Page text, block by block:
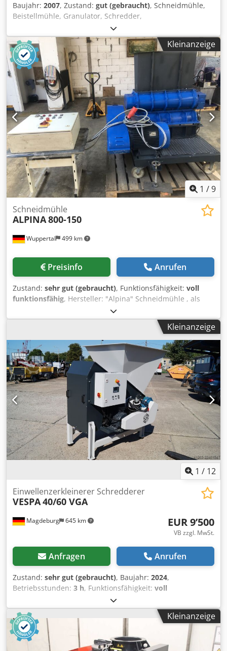
Baujahr: 2007, Zustand: gut (gebraucht), Schneidmühle,
Beistellmühle, Granulator, Schredder,
Kunststoffschredder, Granulatmühle, Granulator,
Rotormühle, Recyclingtechnik Dcjdpfjzn H Syex Aaxek -
Hersteller: Rapid, Granulator Hammermühle
Schneidmühle fahrbar -Typ: G15035-SOLO -Antriebsmotor:
2,2 kW -Einlaufquerschnitt: 300 x 245 mm -Auslass: 360 x
200 mm -Sieb: Lochgröße 5 mm -Anzahl: 1 Stück
Schneidmühlen vorhanden -Abmessung: 630/590/H1095
mm -Gewicht: 158 kg
Kleinanzeige
1 /9
Wuppertal 499 km
Schneidmühle
ALPINA800-150
Preisinfo Anrufen
Zustand: sehr gut (gebraucht), Funktionsfähigkeit: voll
funktionsfähig, Hersteller: "Alpina" Schneidmühle , als
Nachzerkleinerung geeignet. Antrieb: 15 kW Voll
funktionsfähig , mit Steuerung. - Optional mit Gebläse und
Absaugung zum Zyklon. Passendes Förderband auf Lager.
Dodpstw Sf Sefx Aaxsck Nach Absprache wäre ein Test der
Maschine möglich.
Kleinanzeige
1 / 12
Magdeburg 645 km
Einwellenzerkleinerer Schredderer
VESPA40/60 VGA
EUR 9’500
VB zzgl. MwSt.
Anfragen Anrufen
Zustand: sehr gut (gebraucht), Baujahr: 2024,
Betriebsstunden: 3 h, Funktionsfähigkeit: voll
, Einwellenzerkleinerer Schredderer Vespa
40/60 VGA, Baujahr 2024, 3 Betriebsstunden für Probelauf,
16 Messer auf der Welle, Lochgröße 15 mm, 590 mm
Wellenlänge, Leistung 15 kw, Gewicht 1620 Kg, Ser.Nr.990
Dedpfxjzqtdne Aaxock
Kleinanzeige